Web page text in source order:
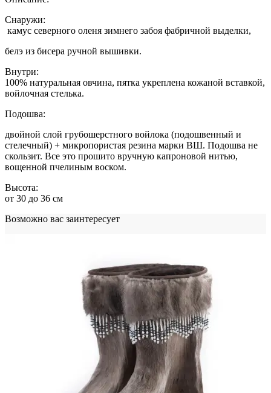
Снаружи:
камус северного оленя зимнего забоя фабричной выделки,
белэ из бисера ручной вышивки.
Внутри:
100% натуральная овчина, пятка укреплена кожаной вставкой,
войлочная стелька.
Подошва:
двойной слой грубошерстного войлока (подошвенный и
стелечный) + микропористая резина марки ВШ. Подошва не
скользит. Все это прошито вручную капроновой нитью,
вощенной пчелиным воском.
Высота:
от 30 до 36 см
Возможно вас заинтересует